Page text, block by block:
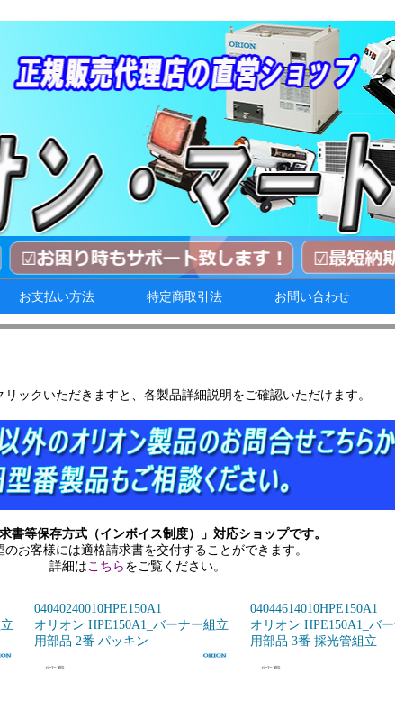
お支払い方法 特定商取引法 お問い合わせ
ックいただきますと、各製品詳細説明をご確認いただけます。
求書等保存方式（インボイス制度）」対応ショップです。
のお客様には適格請求書を交付することができます。
詳細は こちら をご覧ください。
04040240010HPE150A1
オリオン HPE150A1_バーナー組立
用部品 2番 パッキン
04044614010HPE150A1
オリオン HPE150A1_バ
用部品 3番 採光管組立